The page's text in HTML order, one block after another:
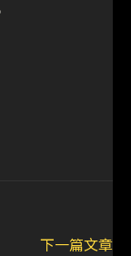
下一篇文章